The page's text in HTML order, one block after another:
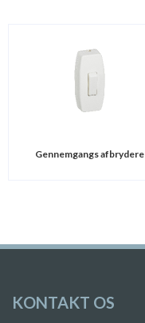
Gennemgangs afbrydere
KONTAKT OS